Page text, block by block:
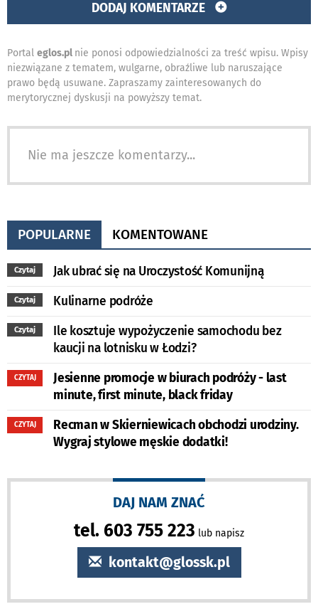
DODAJ KOMENTARZE
Portal eglos.pl nie ponosi odpowiedzialności za treść wpisu. Wpisy
niezwiązane z tematem, wulgarne, obraźliwe lub naruszające
prawo będą usuwane. Zapraszamy zainteresowanych do
merytorycznej dyskusji na powyższy temat.
Nie ma jeszcze komentarzy...
POPULARNE KOMENTOWANE
Czytaj Jak ubrać się na Uroczystość Komunijną
Czytaj Kulinarne podróże
Czytaj
Ile kosztuje wypożyczenie samochodu bez
kaucji na lotnisku w Łodzi?
CZYTAJ
Jesienne promocje w biurach podróży - last
minute, first minute, black friday
CZYTAJ
Recman w Skierniewicach obchodzi urodziny.
Wygraj stylowe męskie dodatki!
DAJ NAM ZNAĆ
tel. 603 755 223 lub napisz
kontakt@glossk.pl